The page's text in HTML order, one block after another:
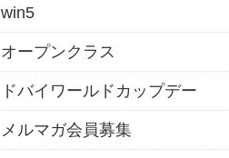
win5
オープンクラス
ドバイワールドカップデー
メルマガ会員募集